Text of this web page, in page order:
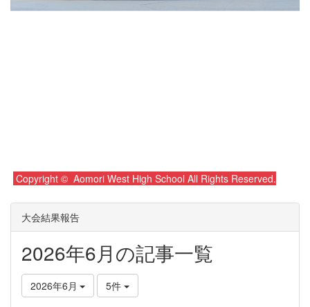
Copyright © Aomori West High School All Rights Reserved.
大会結果報告
2026年6月の記事一覧
2026年6月 5件